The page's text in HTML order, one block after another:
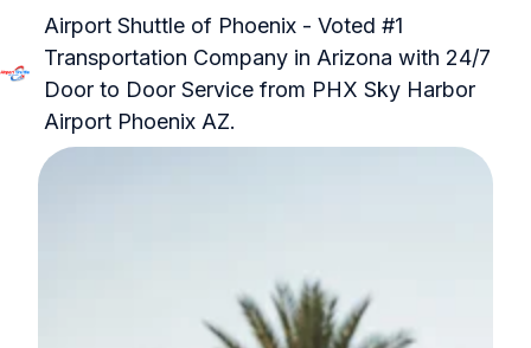
Airport Shuttle of Phoenix - Voted #1
Transportation Company in Arizona with 24/7
Door to Door Service from PHX Sky Harbor
Airport Phoenix AZ.